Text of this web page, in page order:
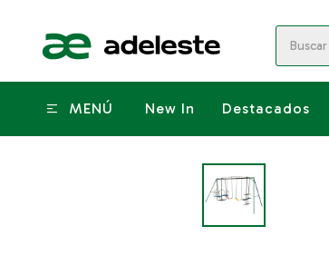
MENÚ New In Destacados